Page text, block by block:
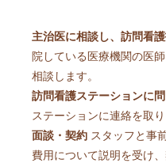
主治医に相談し、訪問看
院している医療機関の医
相談します。
訪問看護ステーションに
ステーションに連絡を取
面談・契約 スタッフと事
費用について説明を受け